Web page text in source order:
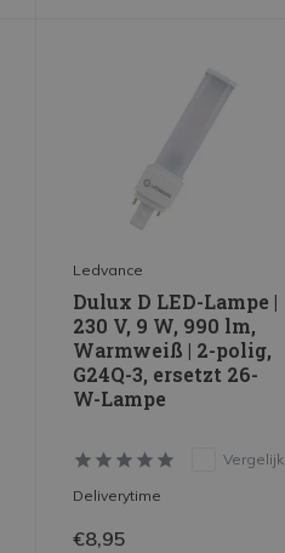
Ledvance
Dulux D LED-Lampe |
230 V, 9 W, 990 lm,
Warmweiß | 2-polig,
G24Q-3, ersetzt 26-
W-Lampe
Vergelijk
Deliverytime
€8,95